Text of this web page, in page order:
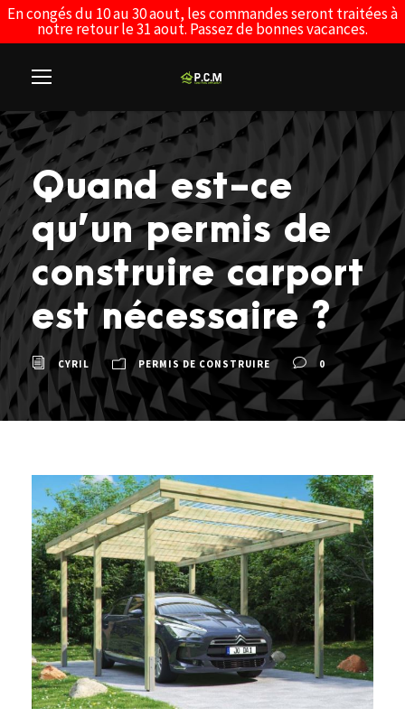
En congés du 10 au 30 aout, les commandes seront traitées à
notre retour le 31 aout. Passez de bonnes vacances.
Quand est-ce
qu’un permis de
construire carport
est nécessaire ?
CYRIL PERMIS DE CONSTRUIRE 0